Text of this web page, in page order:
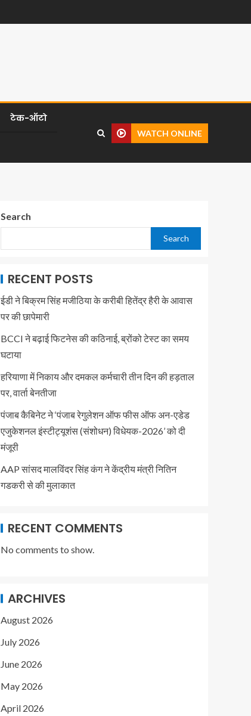
टेक-ऑटो
WATCH ONLINE
Search
Search
RECENT POSTS
ईडी ने बिक्रम सिंह मजीठिया के करीबी हितेंद्र हैरी के आवास
पर की छापेमारी
BCCI ने बढ़ाई फिटनेस की कठिनाई, ब्रोंको टेस्ट का समय
घटाया
हरियाणा में निकाय और दमकल कर्मचारी तीन दिन की हड़ताल
पर, वार्ता बेनतीजा
पंजाब कैबिनेट ने ‘पंजाब रेगुलेशन ऑफ फीस ऑफ अन-एडेड
एजुकेशनल इंस्टीट्यूशंस (संशोधन) विधेयक-2026’ को दी
मंजूरी
AAP सांसद मालविंदर सिंह कंग ने केंद्रीय मंत्री नितिन
गडकरी से की मुलाकात
RECENT COMMENTS
No comments to show.
ARCHIVES
August 2026
July 2026
June 2026
May 2026
April 2026